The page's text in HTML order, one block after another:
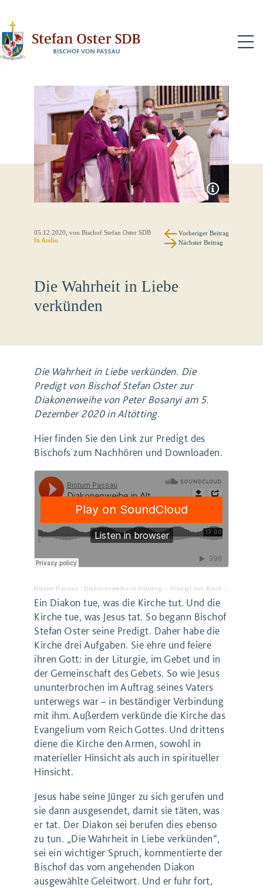
05.12.2020 , von Bischof Stefan Oster SDB
In Audio
Vorheriger Beitrag
Nächster Beitrag
Die Wahrheit in Liebe
verkünden
Die Wahrheit in Liebe verkünden. Die
Predigt von Bischof Stefan Oster zur
Diakonenweihe von Peter Bosanyi am 5.
Dezember 2020 in Altötting.
Hier finden Sie den Link zur Predigt des
Bischofs zum Nachhören und Downloaden.
Bistum Passau · Diakonenweihe in Altötting – Predigt von Bischof Oster
Ein Diakon tue, was die Kirche tut. Und die
Kirche tue, was Jesus tat. So begann Bischof
Stefan Oster seine Predigt. Daher habe die
Kirche drei Aufgaben. Sie ehre und feiere
ihren Gott: in der Liturgie, im Gebet und in
der Gemeinschaft des Gebets. So wie Jesus
ununterbrochen im Auftrag seines Vaters
unterwegs war – in beständiger Verbindung
mit ihm. Außerdem verkünde die Kirche das
Evangelium vom Reich Gottes. Und drittens
diene die Kirche den Armen, sowohl in
materieller Hinsicht als auch in spiritueller
Hinsicht.
Jesus habe seine Jünger zu sich gerufen und
sie dann ausgesendet, damit sie täten, was
er tat. Der Diakon sei berufen dies ebenso
zu tun. „Die Wahrheit in Liebe verkünden“,
sei ein wichtiger Spruch, kommentierte der
Bischof das vom angehenden Diakon
ausgewählte Geleitwort. Und er fuhr fort,